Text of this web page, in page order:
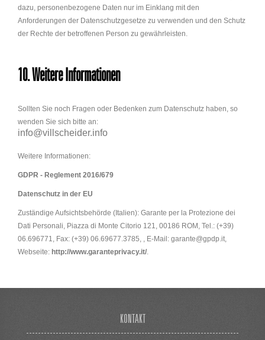
dazu, personenbezogene Daten nur im Einklang mit den
Anforderungen der Datenschutzgesetze zu verwenden und den Schutz
der Rechte der betroffenen Person zu gewährleisten.
10. Weitere Informationen
Sollten Sie noch Fragen oder Bedenken zum Datenschutz haben, so
wenden Sie sich bitte an:
info@villscheider.info
Weitere Informationen:
GDPR - Reglement 2016/679
Datenschutz in der EU
Zuständige Aufsichtsbehörde (Italien): Garante per la Protezione dei
Dati Personali, Piazza di Monte Citorio 121, 00186 ROM, Tel.: (+39)
06.696771, Fax: (+39) 06.69677.3785, , E-Mail: garante@gpdp.it,
Webseite: http://www.garanteprivacy.it/.
KONTAKT